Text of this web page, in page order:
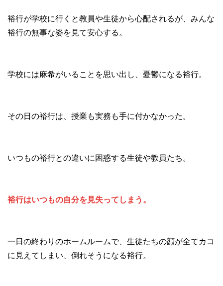
裕行が学校に行くと教員や生徒から心配されるが、みんな
裕行の無事な姿を見て安心する。
学校には麻希がいることを思い出し、憂鬱になる裕行。
その日の裕行は、授業も実務も手に付かなかった。
いつもの裕行との違いに困惑する生徒や教員たち。
裕行はいつもの自分を見失ってしまう。
一日の終わりのホームルームで、生徒たちの顔が全てカコ
に見えてしまい、倒れそうになる裕行。